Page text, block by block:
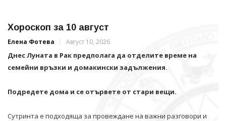
Хороскоп за 10 август
Елена Фотева Август 10, 2026
Днес Луната в Рак предполага да отделите време на
семейни връзки и домакински задължения.
Подредете дома и се отървете от стари вещи.
Сутринта е подходяща за провеждане на важни разговори и